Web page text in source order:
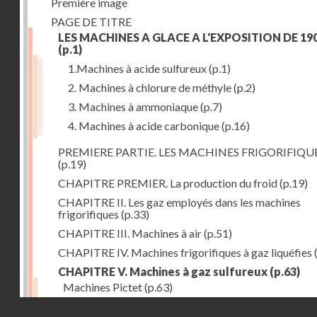
PAGE DE TITRE
LES MACHINES A GLACE A L'EXPOSITION DE
(p.1)
1.Machines à acide sulfureux(p.1)
2. Machines à chlorure de méthyle(p.2)
3. Machines à ammoniaque(p.7)
4. Machines à acide carbonique(p.16)
PREMIERE PARTIE. LES MACHINES
(p.19)
CHAPITRE PREMIER. La production du froid(p.19)
CHAPITRE II. Les gaz employés dans les machines
frigorifiques (p.33)
CHAPITRE III. Machines à air(p.51)
CHAPITRE IV. Machines frigorifiques à gaz liquéfies
CHAPITRE V. Machines à gaz sulfureux (p.63)
Machines Pictet(p.63)